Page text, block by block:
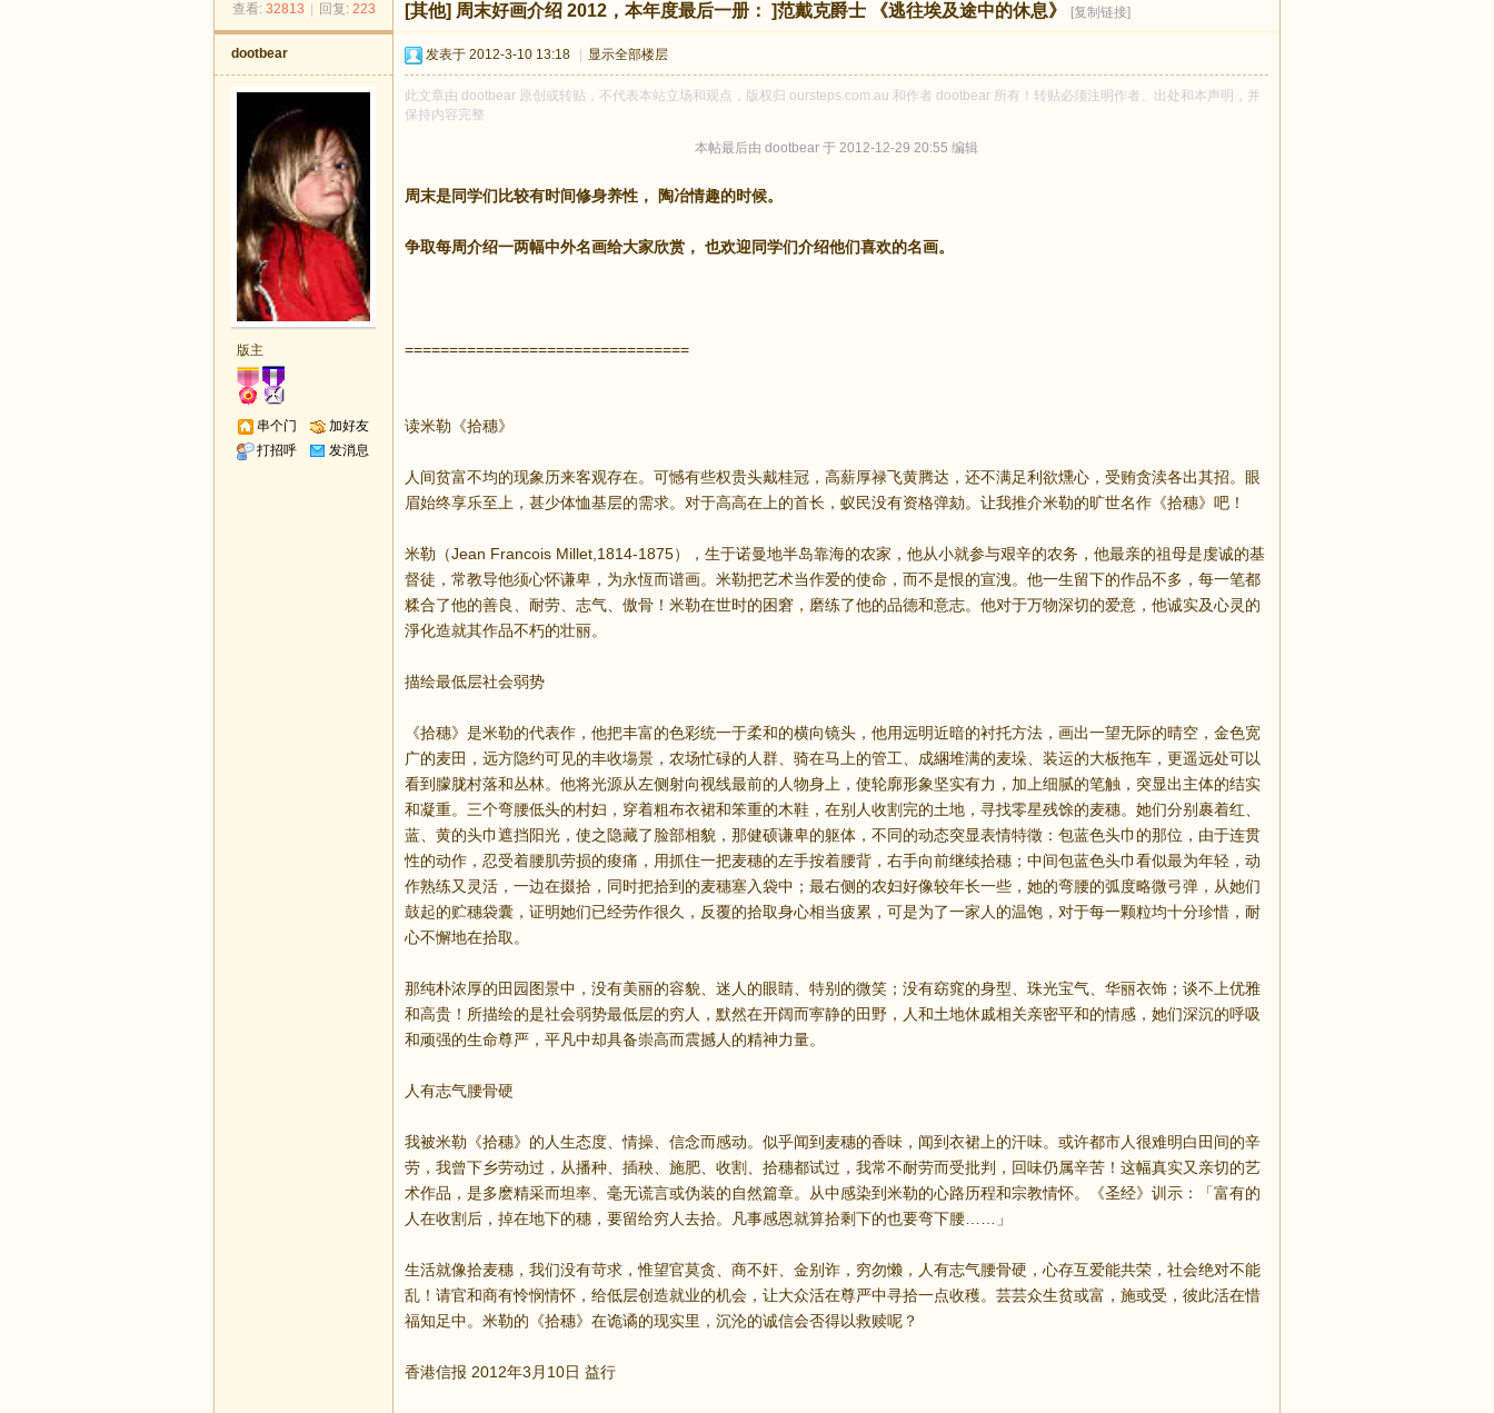
查看: 32813 回复: 223 [其他] 周末好画介绍 2012，本年度最后一册： ]范戴克爵士 《逃往埃及途中的休息》 [复制链接]
dootbear
版主
串个门
加好友
打招呼
发消息
发表于 2012-3-10 13:18 显示全部楼层
此文章由 dootbear 原创或转贴，不代表本站立场和观点，版权归 oursteps.com.au 和作者 dootbear 所有！转贴必须注明作者、出处和本声明，并
保持内容完整
本帖最后由 dootbear 于 2012-12-29 20:55 编辑
周末是同学们比较有时间修身养性， 陶冶情趣的时候。
争取每周介绍一两幅中外名画给大家欣赏， 也欢迎同学们介绍他们喜欢的名画。
================================
读米勒《拾穗》
人间贫富不均的现象历来客观存在。可憾有些权贵头戴桂冠，高薪厚禄飞黄腾达，还不满足利欲燻心，受贿贪渎各出其招。眼
眉始终享乐至上，甚少体恤基层的需求。对于高高在上的首长，蚁民没有资格弹劾。让我推介米勒的旷世名作《拾穗》吧！
米勒（Jean Francois Millet,1814-1875），生于诺曼地半岛靠海的农家，他从小就参与艰辛的农务，他最亲的祖母是虔诚的基
督徒，常教导他须心怀谦卑，为永恆而谱画。米勒把艺术当作爱的使命，而不是恨的宣洩。他一生留下的作品不多，每一笔都
糅合了他的善良、耐劳、志气、傲骨！米勒在世时的困窘，磨练了他的品德和意志。他对于万物深切的爱意，他诚实及心灵的
淨化造就其作品不朽的壮丽。
描绘最低层社会弱势
《拾穗》是米勒的代表作，他把丰富的色彩统一于柔和的横向镜头，他用远明近暗的衬托方法，画出一望无际的晴空，金色宽
广的麦田，远方隐约可见的丰收塲景，农场忙碌的人群、骑在马上的管工、成綑堆满的麦垛、装运的大板拖车，更遥远处可以
看到朦胧村落和丛林。他将光源从左侧射向视线最前的人物身上，使轮廓形象坚实有力，加上细腻的笔触，突显出主体的结实
和凝重。三个弯腰低头的村妇，穿着粗布衣裙和笨重的木鞋，在别人收割完的土地，寻找零星残馀的麦穗。她们分别裹着红、
蓝、黄的头巾遮挡阳光，使之隐藏了脸部相貌，那健硕谦卑的躯体，不同的动态突显表情特徵：包蓝色头巾的那位，由于连贯
性的动作，忍受着腰肌劳损的痠痛，用抓住一把麦穗的左手按着腰背，右手向前继续拾穗；中间包蓝色头巾看似最为年轻，动
作熟练又灵活，一边在掇拾，同时把拾到的麦穗塞入袋中；最右侧的农妇好像较年长一些，她的弯腰的弧度略微弓弹，从她们
鼓起的贮穗袋囊，证明她们已经劳作很久，反覆的拾取身心相当疲累，可是为了一家人的温饱，对于每一颗粒均十分珍惜，耐
心不懈地在拾取。
那纯朴浓厚的田园图景中，没有美丽的容貌、迷人的眼睛、特别的微笑；没有窈窕的身型、珠光宝气、华丽衣饰；谈不上优雅
和高贵！所描绘的是社会弱势最低层的穷人，默然在开阔而寕静的田野，人和土地休戚相关亲密平和的情感，她们深沉的呼吸
和顽强的生命尊严，平凡中却具备崇高而震撼人的精神力量。
人有志气腰骨硬
我被米勒《拾穗》的人生态度、情操、信念而感动。似乎闻到麦穗的香味，闻到衣裙上的汗味。或许都市人很难明白田间的辛
劳，我曾下乡劳动过，从播种、插秧、施肥、收割、拾穗都试过，我常不耐劳而受批判，回味仍属辛苦！这幅真实又亲切的艺
术作品，是多麽精采而坦率、毫无谎言或伪装的自然篇章。从中感染到米勒的心路历程和宗教情怀。《圣经》训示：「富有的
人在收割后，掉在地下的穗，要留给穷人去拾。凡事感恩就算拾剩下的也要弯下腰……」
生活就像拾麦穗，我们没有苛求，惟望官莫贪、商不奸、金别诈，穷勿懒，人有志气腰骨硬，心存互爱能共荣，社会绝对不能
乱！请官和商有怜悯情怀，给低层创造就业的机会，让大众活在尊严中寻拾一点收穫。芸芸众生贫或富，施或受，彼此活在惜
福知足中。米勒的《拾穗》在诡谲的现实里，沉沦的诚信会否得以救赎呢？
香港信报 2012年3月10日 益行